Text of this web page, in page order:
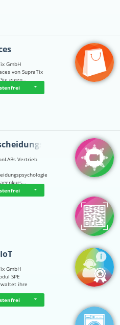
GmbH
von SupraTix
eigen…
Vertrieb
GmbH
SPE
ihre